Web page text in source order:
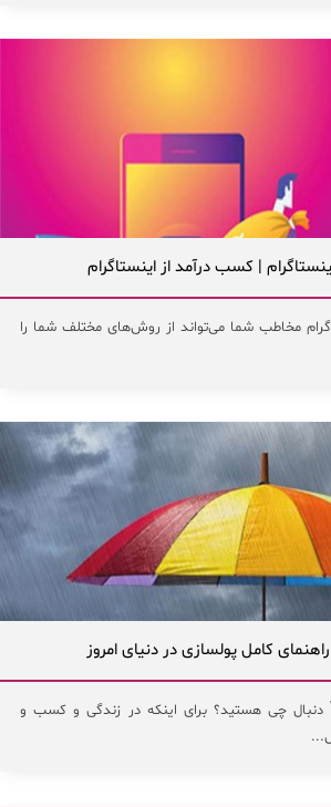
| کسب درآمد از اینستاگرام
مخاطب شما می‌تواند از روش‌های مختلف شما را
کامل پولسازی در دنیای امروز
۱- دقیقاً دنبال چی هستید؟ برای اینکه در زندگی و کسب و